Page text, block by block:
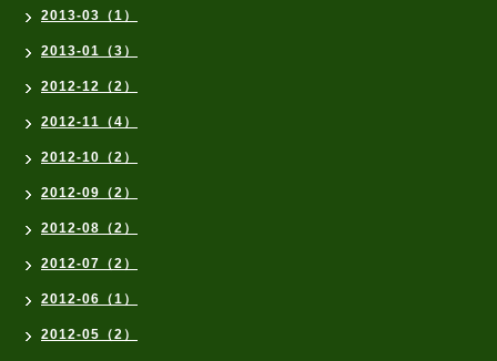
2013-03（1）
2013-01（3）
2012-12（2）
2012-11（4）
2012-10（2）
2012-09（2）
2012-08（2）
2012-07（2）
2012-06（1）
2012-05（2）